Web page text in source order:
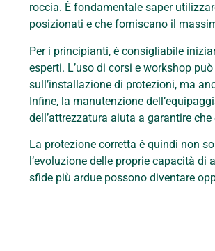
roccia. È fondamentale saper
posizionati e che forniscano il
Per i principianti, è consigliabile
esperti. L’uso di corsi e workshop
sull’installazione di protezioni, ma
Infine, la manutenzione
dell’attrezzatura aiuta a garantire
La protezione corretta è quindi non
l’evoluzione delle proprie capacità
sfide più ardue possono diventare